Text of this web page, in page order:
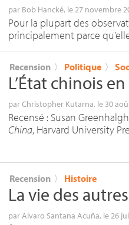
par Bob Hancké, le 27 novembre
Pour la plupart des
principalement parce qu’elle
Recension 〉 Politique 〉
L’État chinois
parChristopher Kutarna, le 30
Recensé : Susan
China, Harvard University
Recension 〉 Histoire
La vie des
parAlvaro Santana Acuña, le 26